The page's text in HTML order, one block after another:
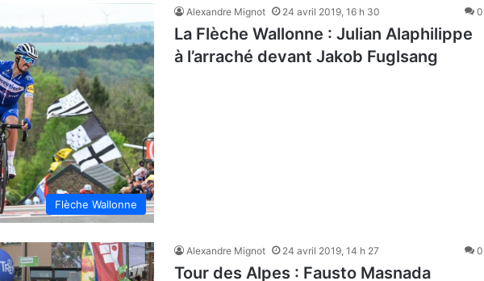
Flèche Wallonne
Alexandre Mignot 24 avril 2019, 16 h 30 0
La Flèche Wallonne : Julian Alaphilippe
à l’arraché devant Jakob Fuglsang
Alexandre Mignot 24 avril 2019, 14 h 27 0
Tour des Alpes : Fausto Masnada